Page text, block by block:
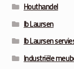
Houthandel
Ib Laursen
Ib Laursen
Industriële